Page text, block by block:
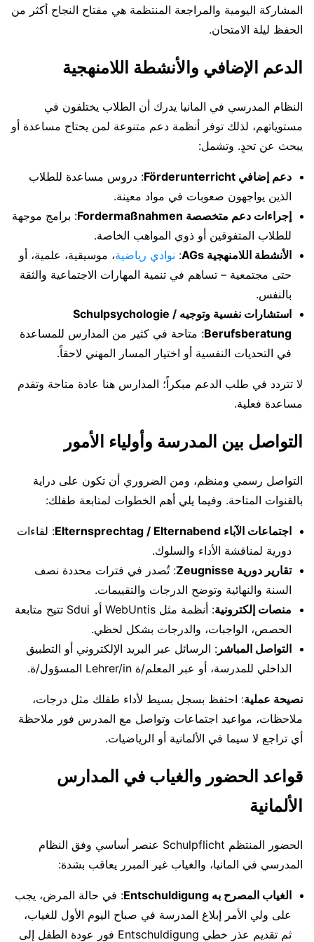
المشاركة اليومية والمراجعة المنتظمة هي مفتاح النجاح أكثر من
الحفظ ليلة الامتحان.
الدعم الإضافي والأنشطة اللامنهجية
النظام المدرسي في المانيا يدرك أن الطلاب يختلفون في
مستوياتهم، لذلك توفر أنظمة دعم متنوعة لمن يحتاج مساعدة أو
يبحث عن تحدٍ. وتشمل:
دعم إضافي Förderunterricht
: دروس مساعدة للطلاب
الذين يواجهون صعوبات في مواد معينة.
إجراءات دعم متخصصة Fordermaßnahmen
: برامج موجهة
للطلاب المتفوقين أو ذوي المواهب الخاصة.
الأنشطة اللامنهجية AGs
: نوادي رياضية، موسيقية، علمية، أو
حتى مجتمعية – تساهم في تنمية المهارات الاجتماعية والثقة
بالنفس.
استشارات نفسية وتوجيه Schulpsychologie /
Berufsberatung: متاحة في كثير من المدارس للمساعدة
في التحديات النفسية أو اختيار المسار المهني لاحقاً.
لا تتردد في طلب الدعم مبكراً؛ المدارس هنا عادة متاحة وتقدم
مساعدة فعلية.
التواصل بين المدرسة وأولياء الأمور
التواصل رسمي ومنظم، ومن الضروري أن تكون على دراية
بالقنوات المتاحة. وفيما يلي أهم الخطوات لمتابعة طفلك:
اجتماعات الآباء Elternsprechtag / Elternabend
: لقاءات
دورية لمناقشة الأداء والسلوك.
تقارير دورية Zeugnisse
: تُصدر في فترات محددة نصف
السنة والنهائية وتوضح الدرجات والتقييمات.
منصات إلكترونية
: أنظمة مثل WebUntis أو Sdui تتيح متابعة
الحصص، الواجبات، والدرجات بشكل لحظي.
التواصل المباشر : الرسائل عبر البريد الإلكتروني أو التطبيق
الداخلي للمدرسة، أو عبر المعلم/ة Lehrer/in المسؤول/ة.
نصيحة عملية: احتفظ بسجل بسيط لأداء طفلك مثل درجات،
ملاحظات، مواعيد اجتماعات وتواصل مع المدرس فور ملاحظة
أي تراجع لا سيما في الألمانية أو الرياضيات.
قواعد الحضور والغياب في المدارس
الألمانية
الحضور المنتظم Schulpflicht عنصر أساسي وفق النظام
المدرسي في المانيا، والغياب غير المبرر يعاقب بشدة:
الغياب المصرح به Entschuldigung
: في حالة المرض، يجب
على ولي الأمر إبلاغ المدرسة في صباح اليوم الأول للغياب،
ثم تقديم عذر خطي Entschuldigung فور عودة الطفل إلى